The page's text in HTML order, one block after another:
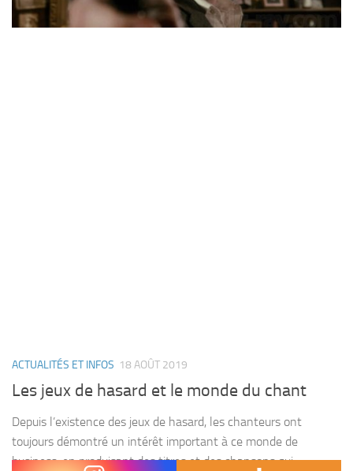
ACTUALITÉS ET INFOS 18 AOÛT 2019
Les jeux de hasard et le monde du chant
Depuis l’existence des jeux de hasard, les chanteurs ont
toujours démontré un intérêt important à ce monde de
business, en produisant des titres et des chansons qui